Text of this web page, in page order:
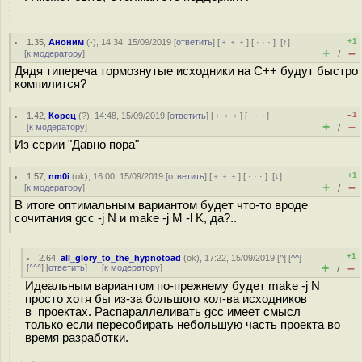
1.35 ,Аноним (-), 14:34, 15/09/2019 [ответить] [ ﹢﹢﹢] [ · · ·][↑]
[к модератору]
+1
+ / –
Дядя типереча тормознутые исходники на C++ будут быстро
компилится?
1.42 ,Корец (?), 14:48, 15/09/2019 [ответить] [ ﹢﹢﹢] [ · · ·]
[к модератору]
–1
+ / –
Из серии "Давно пора"
1.57 ,nm0i (ok), 16:00, 15/09/2019 [ответить] [ ﹢﹢﹢] [ · · ·][↓]
[к модератору]
+1
+ / –
В итоге оптимальным вариантом будет что-то вроде
сочитания gcc -j N и make -j M -l K, да?..
2.64 ,all_glory_to_the_hypnotoad (ok), 17:22, 15/09/2019 [^] [^^]
[^^^] [ответить] [к модератору]
+1
+ / –
Идеальным вариантом по-прежнему будет make -j N
просто хотя бы из-за большого кол-ва исходников
в проектах. Распараллеливать gcc имеет смысл
только если пересобирать небольшую часть проекта во
время разработки.